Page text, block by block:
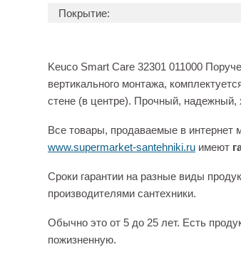
Покрытие:
Keuco Smart Care 32301 011000
вертикального монтажа,
стене (в центре). Прочный, надежный,
Все товары, продаваемые в интернет
www.supermarket-santehniki.ru имеют
Сроки гарантии на разные виды
производителями сантехники.
Обычно это от 5 до 25 лет. Есть
пожизненную.